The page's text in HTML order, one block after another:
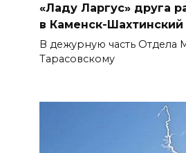
«Ладу Ларгус» друга
в Каменск-Шахтинский
В дежурную часть Отдела
Тарасовскому